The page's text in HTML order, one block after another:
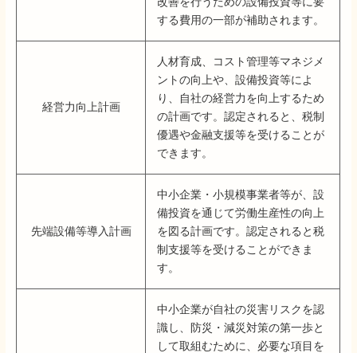
する費用の一部が補助されます。
経営力向上計画
人材育成、コスト管理等マネジメ
ントの向上や、設備投資等によ
り、自社の経営力を向上するため
の計画です。認定されると、税制
優遇や金融支援等を受けることが
できます。
先端設備等導入計画
中小企業・小規模事業者等が、設
備投資を通じて労働生産性の向上
を図る計画です。認定されると税
制支援等を受けることができま
す。
中小企業が自社の災害リスクを認
識し、防災・減災対策の第一歩と
して取組むために、必要な項目を